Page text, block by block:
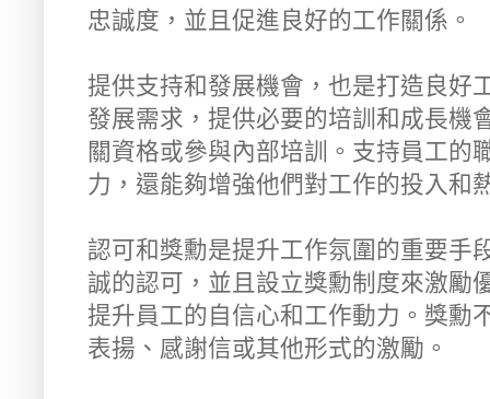
忠誠度，並且促進良好的工作關係。
提供支持和發展機會，也是打造良好
發展需求，提供必要的培訓和成長機
關資格或參與內部培訓。支持員工的
力，還能夠增強他們對工作的投入和
認可和獎勳是提升工作氛圍的重要手
誠的認可，並且設立獎勳制度來激勵
提升員工的自信心和工作動力。獎勳
表揚、感謝信或其他形式的激勵。